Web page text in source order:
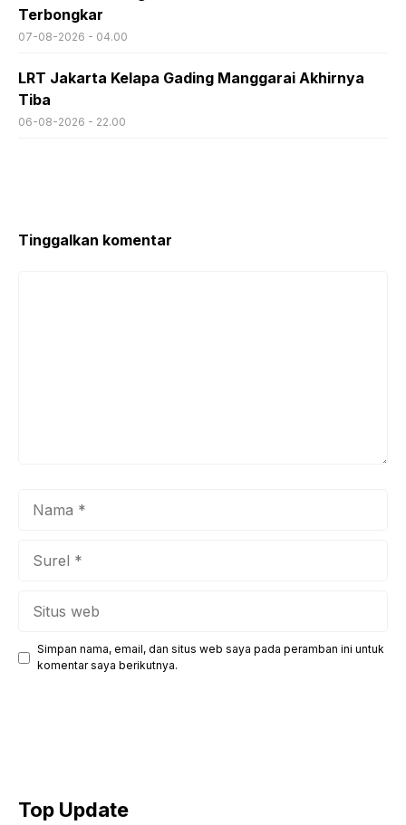
Terbongkar
07-08-2026 - 04.00
LRT Jakarta Kelapa Gading Manggarai Akhirnya
Tiba
06-08-2026 - 22.00
Tinggalkan komentar
Simpan nama, email, dan situs web saya pada peramban ini untuk
komentar saya berikutnya.
Top Update